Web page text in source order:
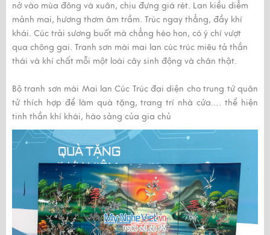
nở vào mùa đông và xuân, chịu đựng giá rét. Lan kiều diễm
mảnh mai, hương thơm âm trầm. Trúc ngay thẳng, đầy khí
khái. Cúc trải sương buốt mà chẳng héo hon, có ý chí vượt
qua chông gai. Tranh sơn mài mai lan cúc trúc miêu tả thần
thái và khí chất mỗi một loài cây sinh động và chân thật.
Bộtranh sơn mài Mai lan Cúc Trúcđại diện cho trung tứ quân
tử thích hợp để làm quà tặng, trang trí nhà cửa…. thể hiện
tinh thần khí khái, hào sảng của gia chủ